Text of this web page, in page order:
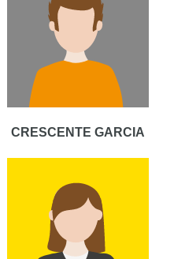
CRESCENTE GARCIA